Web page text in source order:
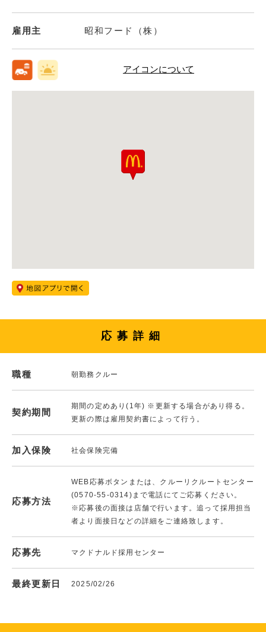
雇用主 昭和フード（株）
アイコンについて
応募詳細
職種 朝勤務クルー
契約期間
期間の定めあり(1年) ※更新する場合があり得る。
更新の際は雇用契約書によって行う。
加入保険 社会保険完備
応募方法
WEB応募ボタンまたは、クルーリクルートセンター
(0570-55-0314)まで電話にてご応募ください。
※応募後の面接は店舗で行います。追って採用担当
者より面接日などの詳細をご連絡致します。
応募先 マクドナルド採用センター
最終更新日 2025/02/26